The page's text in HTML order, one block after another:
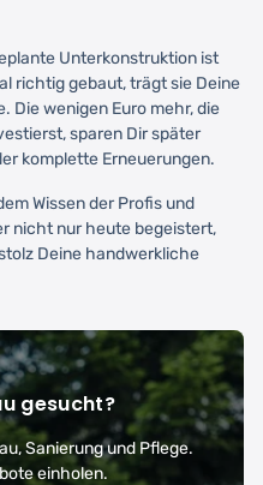
Unterkonstruktion ist
richtig gebaut, trägt sie Deine
Die wenigen Euro mehr, die
sparen Dir später
komplette Erneuerungen.
Wissen der Profis und
nicht nur heute begeistert,
Deine handwerkliche
gesucht?
Sanierung und Pflege.
einholen.